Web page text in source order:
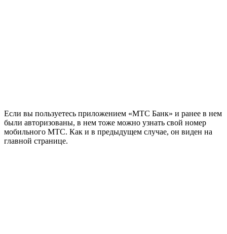
Если вы пользуетесь приложением «МТС Банк» и ранее в нем
были авторизованы, в нем тоже можно узнать свой номер
мобильного МТС. Как и в предыдущем случае, он виден на
главной странице.